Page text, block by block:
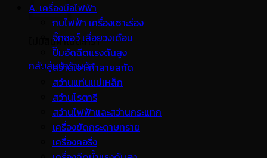
ไม่มีสินค้าในตะกร้า
กลับสู่หน้าร้านค้า
A. เครื่องมือไฟฟ้า
กบไฟฟ้า เครื่องเซาะร่อง
จิ๊กซอว์ เลื่อยวงเดือน
ปั๊มอัดฉีดแรงดันสูง
สว่านเจาะทำลายสกัด
สว่านแท่นแม่เหล็ก
สว่านโรตารี
สว่านไฟฟ้าและสว่านกระแทก
เครื่องขัดกระดาษทราย
เครื่องคอริ่ง